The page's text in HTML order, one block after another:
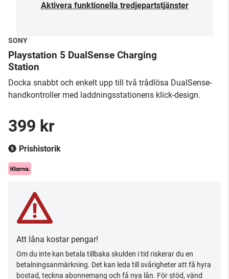
Aktivera funktionella tredjepartstjänster
SONY
Playstation 5 DualSense Charging
Station
Docka snabbt och enkelt upp till två trådlösa DualSense-
handkontroller med laddningsstationens klick-design.
399 kr
Prishistorik
Att låna kostar pengar!
Om du inte kan betala tillbaka skulden i tid riskerar du en
betalningsanmärkning. Det kan leda till svårigheter att få hyra
bostad, teckna abonnemang och få nya lån. För stöd, vänd